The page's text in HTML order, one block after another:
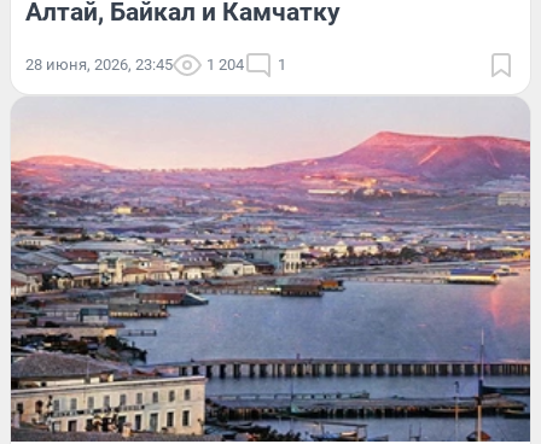
Алтай, Байкал и Камчатку
28 июня, 2026, 23:45 1 204 1